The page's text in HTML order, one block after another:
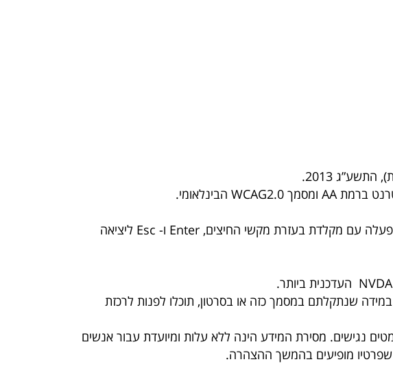
2013.
האתר מספק מבנה סמנטי עבור טכנולוגיות מסייעות ותמיכה בדפוס השימוש המקובל להפעלה עם מקלדת בעזרת מקשי החיצים, Enter ו- Esc ליציאה
2017 ייתכן שלא נגישים באופן מלא. במידה שנתקלתם במסמך כזה או בסרטון, תוכלו לפנות לרכזת
נגישים. מסירת המידע הינה ללא עלות ומיועדת עבור אנשים
שפרטיו מופיעים בהמשך ההצהרה.